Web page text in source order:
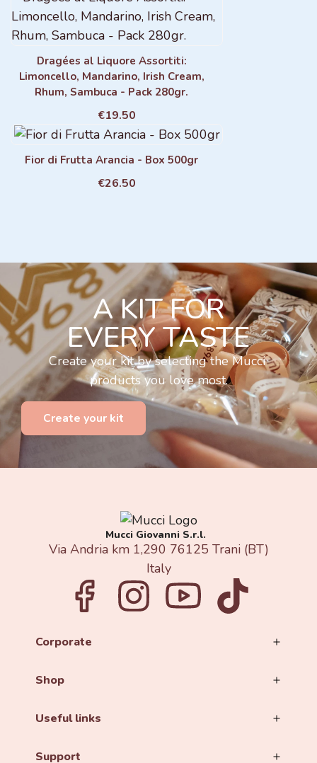
Dragées al Liquore Assortiti:
Limoncello, Mandarino, Irish Cream,
Rhum, Sambuca - Pack 280gr.
€19.50
Fior di Frutta Arancia - Box 500gr
€26.50
A KIT FOR
EVERY TASTE
Create your kit by selecting the Mucci
products you love most.
Create your kit
Mucci Giovanni S.r.l.
Via Andria km 1,290 76125 Trani (BT)
Italy​
Corporate
Shop
Useful links
Support